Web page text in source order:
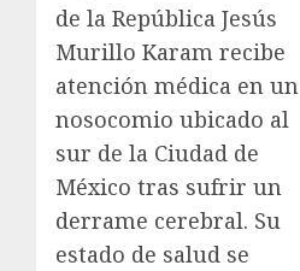
de la República Jesús
Murillo Karam recibe
atención médica en un
nosocomio ubicado al
sur de la Ciudad de
México tras sufrir un
derrame cerebral. Su
estado de salud se